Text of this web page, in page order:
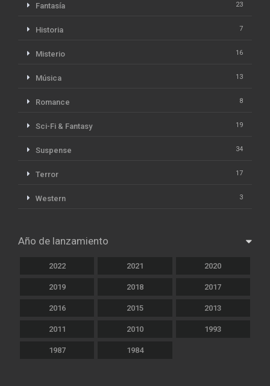
Fantasía 23
Historia 7
Misterio 16
Música 13
Romance 8
Sci-Fi & Fantasy 19
Suspense 34
Terror 17
Western 3
Año de lanzamiento
2022 2021 2020
2019 2018 2017
2016 2015 2013
2011 2010 1993
1987 1984